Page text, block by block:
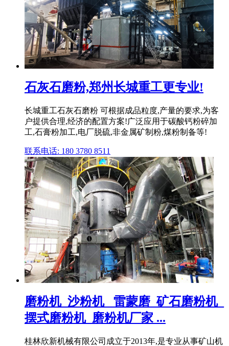
石灰石磨粉,郑州长城重工更专业!
长城重工石灰石磨粉 可根据成品粒度,产量的要求,为客
户提供合理,经济的配置方案!广泛应用于碳酸钙粉碎加
工,石膏粉加工,电厂脱硫,非金属矿制粉,煤粉制备等!
联系电话: 180 3780 8511
磨粉机_沙粉机 _雷蒙磨_矿石磨粉机_
摆式磨粉机_磨粉机厂家 ...
桂林欣新机械有限公司成立于2013年,是专业从事矿山机